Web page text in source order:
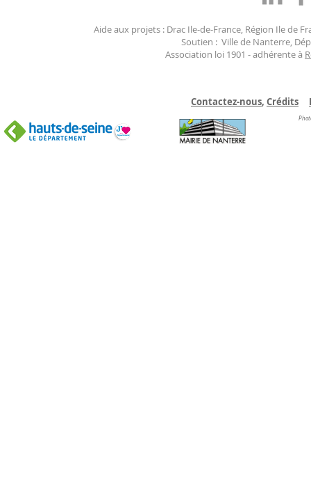
Aide aux projets : Drac Ile-de-France, Région Ile de
Soutien : Ville de Nanterre,
Association loi 1901 - adhérente à
Contactez-nous, Crédits